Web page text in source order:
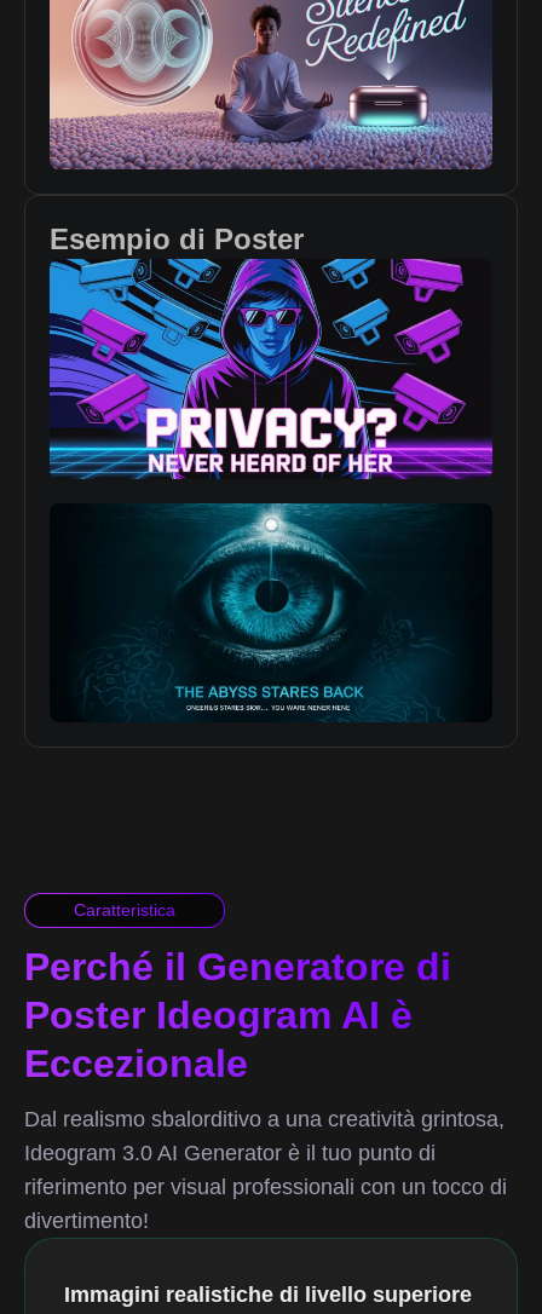
Esempio di Poster
Caratteristica
Perché il Generatore di
Poster Ideogram AI è
Eccezionale
Dal realismo sbalorditivo a una creatività grintosa,
Ideogram 3.0 AI Generator è il tuo punto di
riferimento per visual professionali con un tocco di
divertimento!
Immagini realistiche di livello superiore